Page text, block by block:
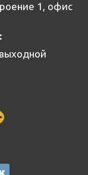
1, офис